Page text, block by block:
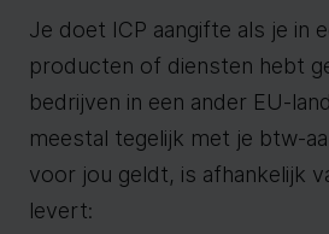
Je doet ICP aangifte als je in
producten of diensten hebt
bedrijven in een ander EU-
meestal tegelijk met je btw-
voor jou geldt, is afhankelijk
levert: